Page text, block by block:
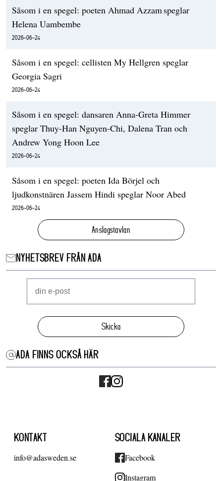
Såsom i en spegel: poeten Ahmad Azzam speglar
Helena Uambembe
2026-06-24
Såsom i en spegel: cellisten My Hellgren speglar
Georgia Sagri
2026-06-24
Såsom i en spegel: dansaren Anna-Greta Himmer
speglar Thuy-Han Nguyen-Chi, Dalena Tran och
Andrew Yong Hoon Lee
2026-06-24
Såsom i en spegel: poeten Ida Börjel och
ljudkonstnären Jassem Hindi speglar Noor Abed
2026-06-24
Anslagstavlan
NYHETSBREV FRÅN ADA
Skicka
ADA FINNS OCKSÅ HÄR
KONTAKT
info@adasweden.se
SOCIALA KANALER
Facebook
Instagram